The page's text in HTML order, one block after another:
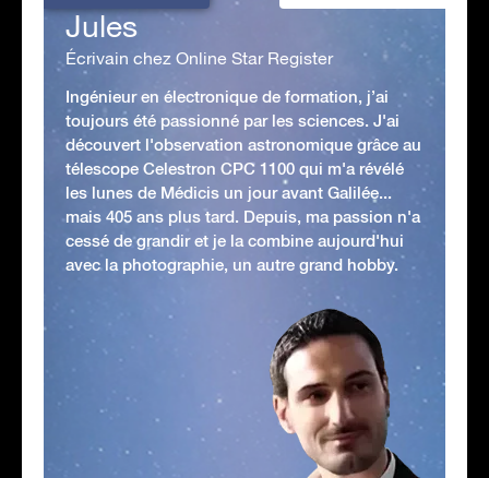
Jules
Écrivain chez Online Star Register
Ingénieur en électronique de formation, j’ai
toujours été passionné par les sciences. J'ai
découvert l'observation astronomique grâce au
télescope Celestron CPC 1100 qui m'a révélé
les lunes de Médicis un jour avant Galilée...
mais 405 ans plus tard. Depuis, ma passion n'a
cessé de grandir et je la combine aujourd'hui
avec la photographie, un autre grand hobby.